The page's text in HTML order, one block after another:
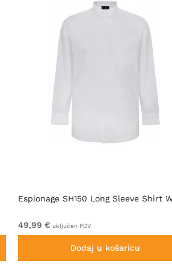
Espionage SH150 Long Sleeve Shirt
49,99 € uključen PDV
Dodaj u košaricu